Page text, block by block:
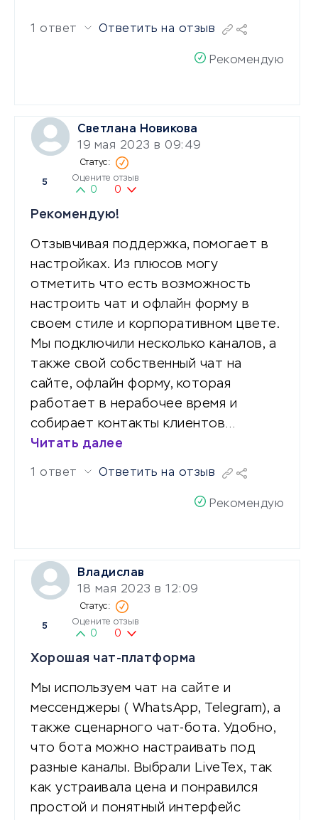
1 ответ Ответить на отзыв
Рекомендую
Светлана Новикова
19 мая 2023 в 09:49
5 Оцените отзыв
0 0
Рекомендую!
Отзывчивая поддержка, помогает в
настройках. Из плюсов могу
отметить что есть возможность
настроить чат и офлайн форму в
своем стиле и корпоративном цвете.
Мы подключили несколько каналов, а
также свой собственный чат на
сайте, офлайн форму, которая
работает в нерабочее время и
собирает контакты клиентов…
Читать далее
1 ответ Ответить на отзыв
Рекомендую
Владислав
18 мая 2023 в 12:09
5 Оцените отзыв
0 0
Хорошая чат-платформа
Мы используем чат на сайте и
мессенджеры ( WhatsApp, Telegram), а
также сценарного чат-бота. Удобно,
что бота можно настраивать под
разные каналы. Выбрали LiveTex, так
как устраивала цена и понравился
простой и понятный интерфейс